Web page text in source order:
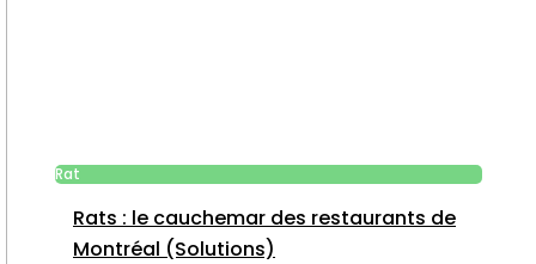
Rat
Rats : le cauchemar des restaurants de
Montréal (Solutions)